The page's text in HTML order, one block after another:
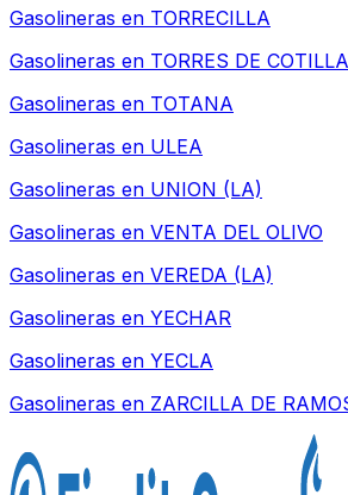
Gasolineras en TORRECILLA
Gasolineras en TORRES DE
Gasolineras en TOTANA
Gasolineras en ULEA
Gasolineras en UNION (LA)
Gasolineras en VENTA DEL OLIVO
Gasolineras en VEREDA (LA)
Gasolineras en YECHAR
Gasolineras en YECLA
Gasolineras en ZARCILLA DE